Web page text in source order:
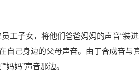
工子女，将他们爸爸妈妈的声音“装
自己身边的父母声音。由于合成音与
妈妈”声音那边。